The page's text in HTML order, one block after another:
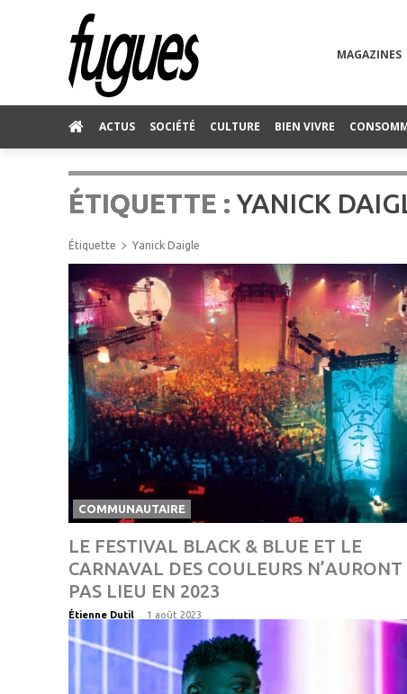
MAGAZINES
ACTUS SOCIÉTÉ CULTURE BIEN VIVRE
ÉTIQUETTE :YANICK
Étiquette Yanick Daigle
COMMUNAUTAIRE
LE FESTIVAL BLACK & BLUE ET LE
CARNAVAL DES COULEURS N’AURONT
PAS LIEU EN 2023
Étienne Dutil - 1 août 2023